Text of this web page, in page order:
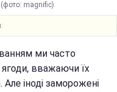
(фото: magnific)
ми часто
ягоди, вважаючи їх
іноді заморожені